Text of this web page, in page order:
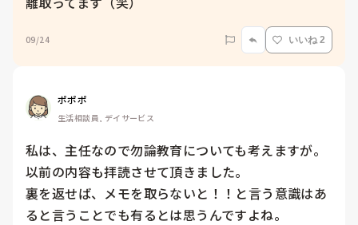
09/24 いいね 2
ポポポ
生活相談員, デイサービス
私は、主任なので勿論教育についても考えますが。
以前の内容も拝読させて頂きました。
裏を返せば、メモを取らないと！！と言う意識はあ
ると言うことでも有るとは思うんですよね。